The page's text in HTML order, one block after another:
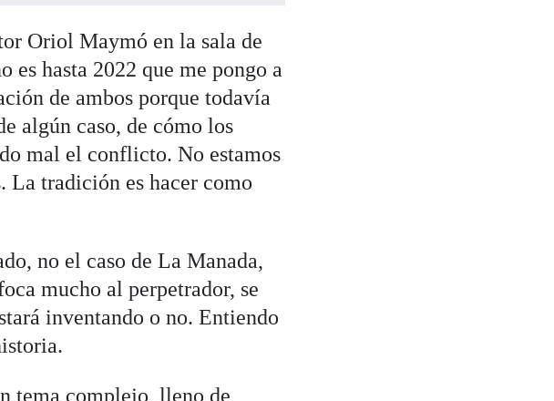
Oriol Maymó en la sala de
es hasta 2022 que me pongo a
de ambos porque todavía
algún caso, de cómo los
mal el conflicto. No estamos
La tradición es hacer como
no el caso de La Manada,
mucho al perpetrador, se
inventando o no. Entiendo
tema complejo, lleno de